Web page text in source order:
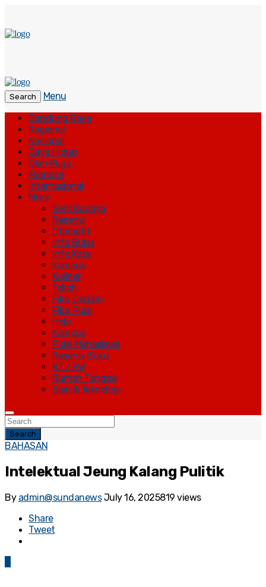
Search
Menu
Bandung Raya
Regional
Nasional
Gaya Hidup
Olah Raga
Ekonomi
Internasional
More
Seni Budaya
Resensi
Otomotif
Info Buku
Info Kota
Kampus
Kuliner
Tokoh
Fiksi Cerpen
Fiksi Puisi
Hobi
Kampus
Puisi Mahasiswa
Resensi Buku
RT / RW
Rumah Tangga
Sain & Teknologi
Search
BAHASAN
Intelektual Jeung Kalang Pulitik
By admin@sundanews July 16, 2025819 views
Share
Tweet